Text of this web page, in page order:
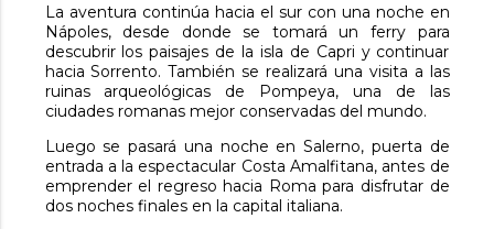
La aventura continúa hacia el sur con una noche en
Nápoles, desde donde se tomará un ferry para
descubrir los paisajes de la isla de Capri y continuar
hacia Sorrento. También se realizará una visita a las
ruinas arqueológicas de Pompeya, una de las
ciudades romanas mejor conservadas del mundo.
Luego se pasará una noche en Salerno, puerta de
entrada a la espectacular Costa Amalfitana, antes de
emprender el regreso hacia Roma para disfrutar de
dos noches finales en la capital italiana.